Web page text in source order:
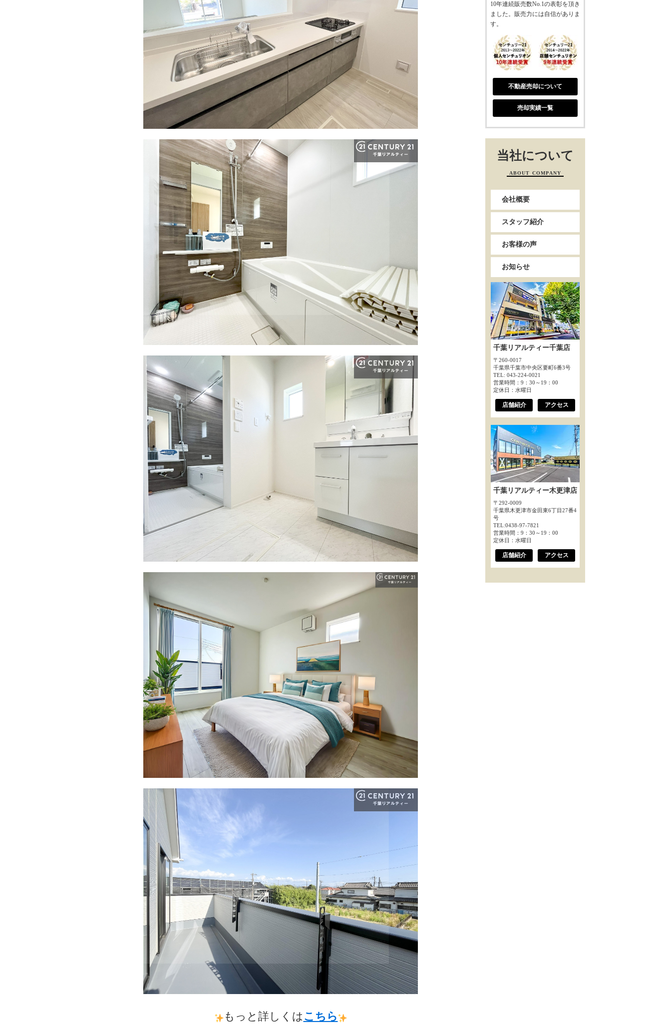
もっと詳しくは こちら
10年連続販売数No.1の表彰を頂き
ました。販売力には自信がありま
す。
不動産売却について
売却実績一覧
当社について
ABOUT COMPANY
会社概要
スタッフ紹介
お客様の声
お知らせ
千葉リアルティー千葉店
〒260-0017
千葉県千葉市中央区要町6番3号
TEL: 043-224-0021
営業時間：9：30～19：00
定休日：水曜日
店舗紹介 アクセス
千葉リアルティー木更津店
〒292-0009
千葉県木更津市金田東6丁目27番4
号
TEL:0438-97-7821
営業時間：9：30～19：00
定休日：水曜日
店舗紹介 アクセス